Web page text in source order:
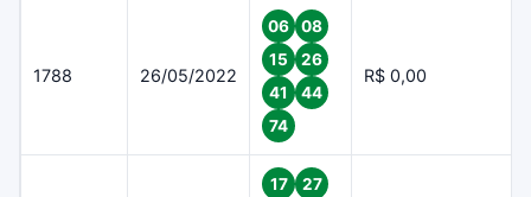
1788 26/05/2022
06
08
15
26
41
44
74
R$ 0,00
17
27